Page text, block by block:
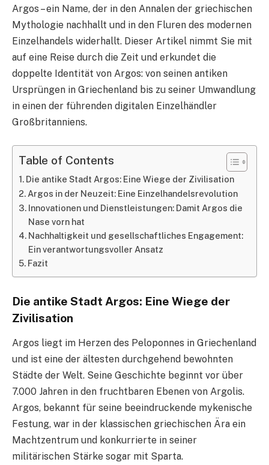
Argos – ein Name, der in den Annalen der griechischen
Mythologie nachhallt und in den Fluren des modernen
Einzelhandels widerhallt. Dieser Artikel nimmt Sie mit
auf eine Reise durch die Zeit und erkundet die
doppelte Identität von Argos: von seinen antiken
Ursprüngen in Griechenland bis zu seiner Umwandlung
in einen der führenden digitalen Einzelhändler
Großbritanniens.
Table of Contents
Die antike Stadt Argos: Eine Wiege der Zivilisation
Argos in der Neuzeit: Eine Einzelhandelsrevolution
Innovationen und Dienstleistungen: Damit Argos die
Nase vorn hat
Nachhaltigkeit und gesellschaftliches Engagement:
Ein verantwortungsvoller Ansatz
Fazit
Die antike Stadt Argos: Eine Wiege der
Zivilisation
Argos liegt im Herzen des Peloponnes in Griechenland
und ist eine der ältesten durchgehend bewohnten
Städte der Welt. Seine Geschichte beginnt vor über
7.000 Jahren in den fruchtbaren Ebenen von Argolis.
Argos, bekannt für seine beeindruckende mykenische
Festung, war in der klassischen griechischen Ära ein
Machtzentrum und konkurrierte in seiner
militärischen Stärke sogar mit Sparta.